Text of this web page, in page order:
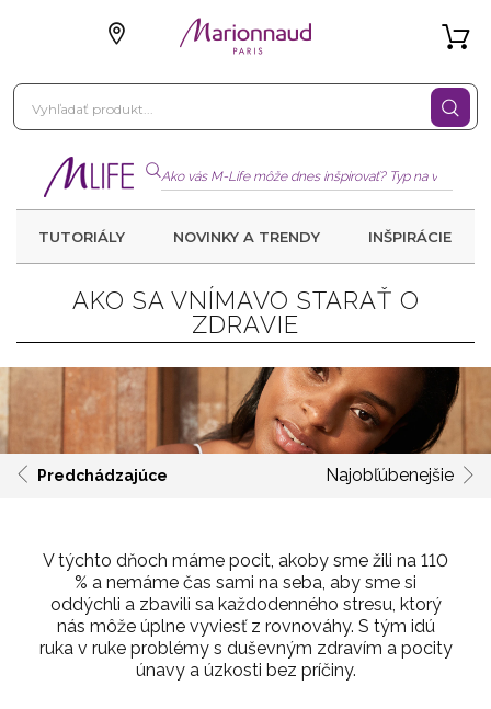
TUTORIÁLY NOVINKY A TRENDY INŠPIRÁCIE
AKO SA VNÍMAVO STARAŤ O
ZDRAVIE
Predchádzajúce Najobľúbenejšie
V týchto dňoch máme pocit, akoby sme žili na 110
% a nemáme čas sami na seba, aby sme si
oddýchli a zbavili sa každodenného stresu, ktorý
nás môže úplne vyviesť z rovnováhy. S tým idú
ruka v ruke problémy s duševným zdravím a pocity
únavy a úzkosti bez príčiny.